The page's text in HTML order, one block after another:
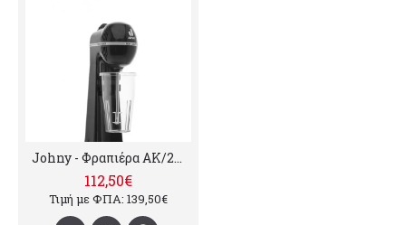
Johny - Φραπιέρα ΑΚ/2-2Τ ECO
112,50€
Τιμή με ΦΠΑ: 139,50€